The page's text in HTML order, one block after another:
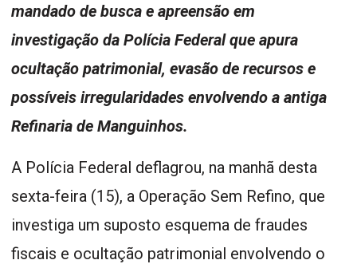
mandado de busca e apreensão em
investigação da Polícia Federal que apura
ocultação patrimonial, evasão de recursos e
possíveis irregularidades envolvendo a antiga
Refinaria de Manguinhos.
A Polícia Federal deflagrou, na manhã desta
sexta-feira (15), a Operação Sem Refino, que
investiga um suposto esquema de fraudes
fiscais e ocultação patrimonial envolvendo o